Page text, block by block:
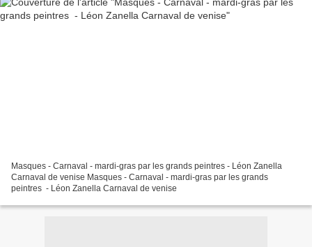
Masques - Carnaval - mardi-gras par les grands peintres - Léon Zanella
Carnaval de venise Masques - Carnaval - mardi-gras par les grands
peintres - Léon Zanella Carnaval de venise